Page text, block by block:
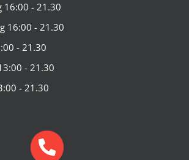
16:00 - 21.30
16:00 - 21.30
- 21.30
- 21.30
- 21.30